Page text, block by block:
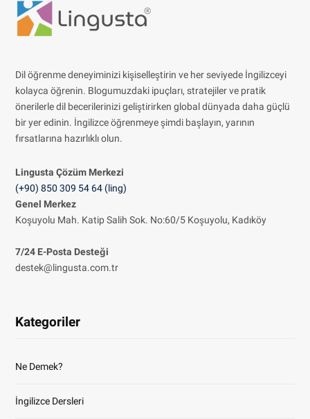
Dil öğrenme deneyiminizi kişiselleştirin ve her seviyede İngilizceyi
kolayca öğrenin. Blogumuzdaki ipuçları, stratejiler ve pratik
önerilerle dil becerilerinizi geliştirirken global dünyada daha güçlü
bir yer edinin. İngilizce öğrenmeye şimdi başlayın, yarının
fırsatlarına hazırlıklı olun.
Lingusta Çözüm Merkezi
(+90) 850 309 54 64 (ling)
Genel Merkez
Koşuyolu Mah. Katip Salih Sok. No:60/5 Koşuyolu, Kadıköy
7/24 E-Posta Desteği
destek@lingusta.com.tr
Kategoriler
Ne Demek?
İngilizce Dersleri